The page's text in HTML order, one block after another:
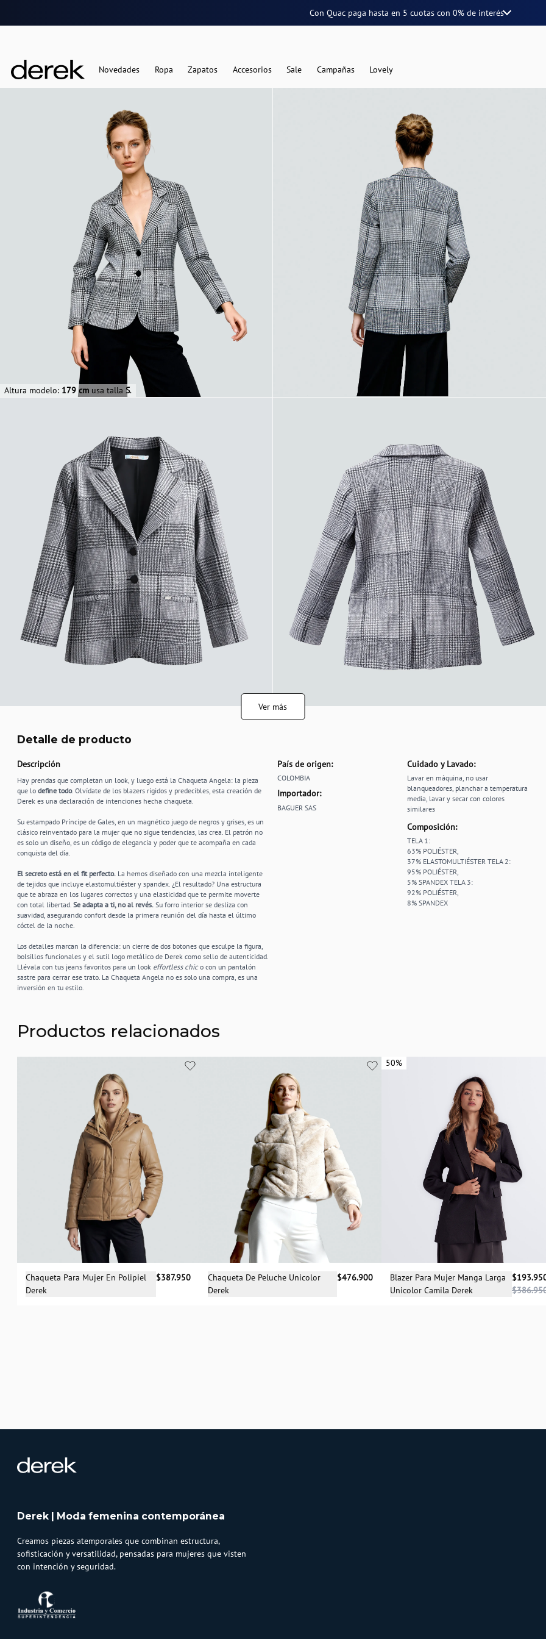
Con Quac paga hasta en 5 cuotascon 0% de interés
Novedades Ropa Zapatos Accesorios Sale Campañas Lovely
Altura modelo: 179 cm usa talla S.
Ver más
Detalle de producto
Descripción
Hay prendas que completan un look, y luego está la Chaqueta Angela: la pieza
que lo define todo. Olvídate de los blazers rígidos y predecibles, esta creación de
Derek es una declaración de intenciones hecha chaqueta.
Su estampado Príncipe de Gales, en un magnético juego de negros y grises, es un
clásico reinventado para la mujer que no sigue tendencias, las crea. El patrón no
es solo un diseño, es un código de elegancia y poder que te acompaña en cada
conquista del día.
El secreto está en el fit perfecto. La hemos diseñado con una mezcla inteligente
de tejidos que incluye elastomultiéster y spandex. ¿El resultado? Una estructura
que te abraza en los lugares correctos y una elasticidad que te permite moverte
con total libertad. Se adapta a ti, no al revés. Su forro interior se desliza con
suavidad, asegurando confort desde la primera reunión del día hasta el último
cóctel de la noche.
Los detalles marcan la diferencia: un cierre de dos botones que esculpe la figura,
bolsillos funcionales y el sutil logo metálico de Derek como sello de autenticidad.
Llévala con tus jeans favoritos para un look effortless chico con un pantalón
sastre para cerrar ese trato. La Chaqueta Angela no es solo una compra, es una
inversión en tu estilo.
País de origen:
COLOMBIA
Importador:
BAGUER SAS
Cuidado y Lavado:
Lavar en máquina, no usar
blanqueadores, planchar a temperatura
media, lavar y secar con colores
similares
Composición:
TELA 1:
63% POLIÉSTER,
37% ELASTOMULTIÉSTER TELA 2:
95% POLIÉSTER,
5% SPANDEX TELA 3:
92% POLIÉSTER,
8% SPANDEX
Productos relacionados
Selecciona una talla
Chaqueta Para Mujer En Polipiel
Derek
$387.950 Selecciona una talla
Chaqueta De Peluche Unicolor
Derek
$476.900
50%
50%
Selecciona una talla
M
Blazer Para Mujer Manga Larga
Unicolor Camila Derek
Derek | Moda femenina contemporánea
Creamos piezas atemporales que combinan estructura,
sofisticación y versatilidad, pensadas para mujeres que visten
con intención y seguridad.